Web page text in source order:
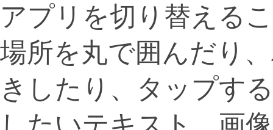
アプリを切り替える
場所を丸で囲んだり
きしたり、タップす
したいテキスト、画